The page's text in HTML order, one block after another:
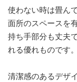
使わない時は畳ん
面所のスペースを
持ち手部分も丈夫
れる優れものです。
清潔感のあるデザ